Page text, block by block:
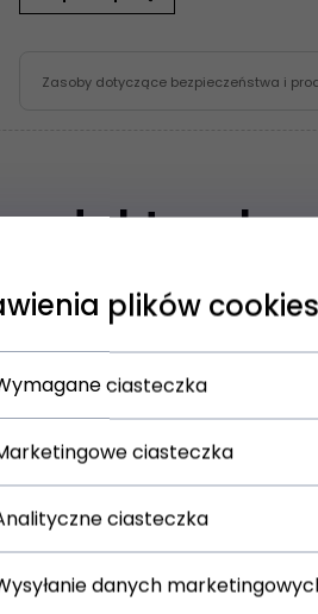
Zasoby dotyczące bezpieczeństwa i
plików cookies
ciasteczka
ciasteczka
ciasteczka
danych